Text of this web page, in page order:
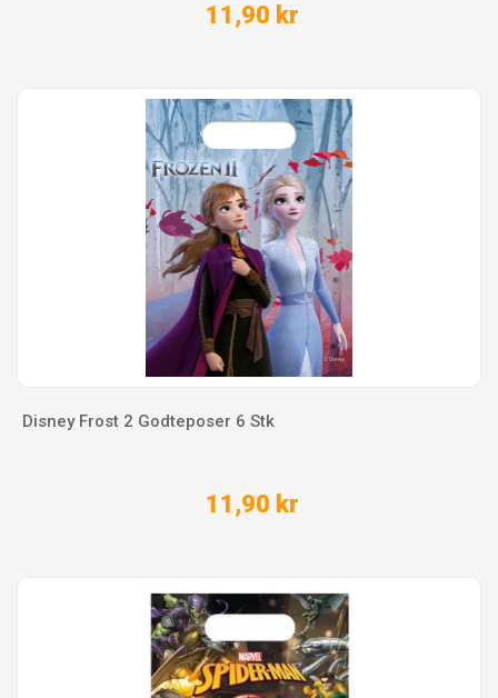
11,90 kr
Disney Frost 2 Godteposer 6 Stk
11,90 kr